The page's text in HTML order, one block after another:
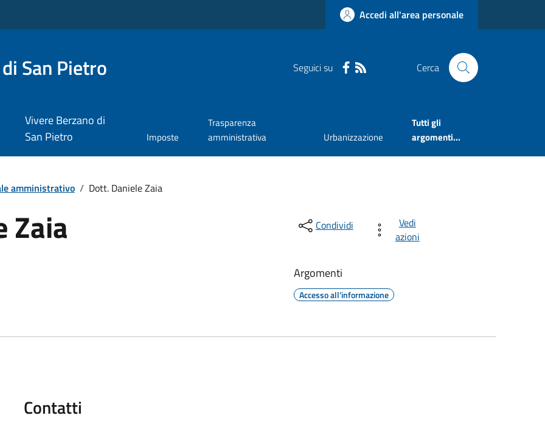
Accedi all'area personale
San Pietro Seguici su Cerca
Vivere Berzano di
San Pietro
Imposte
Trasparenza
amministrativa
Urbanizzazione
Tutti gli
argomenti...
amministrativo / Dott. Daniele Zaia
Zaia Condividi
Vedi
azioni
Argomenti
Accesso all'informazione
Contatti